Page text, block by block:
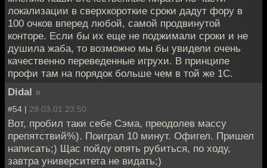
локализации в сверхкороткие сроки дадут фору в
100 очков вперед любой, самой продвинутой
конторе. Если бы их еще не поджимали сроки и не
душила жаба, то возможно мы бы увидели очень
качественно переведенные игрухи. В принципе
профи там на порядок больше чем в той же 1С.
Didal »
#54 | 29.03.01 23:50
Вот, пробил таки себе Сэма, преодолев массу
препятствий%). Поиграл 10 минут. Офигел. Пришел
написать;) Щас пойду опять рубиться, по ходу,
завтра университета не видать;)